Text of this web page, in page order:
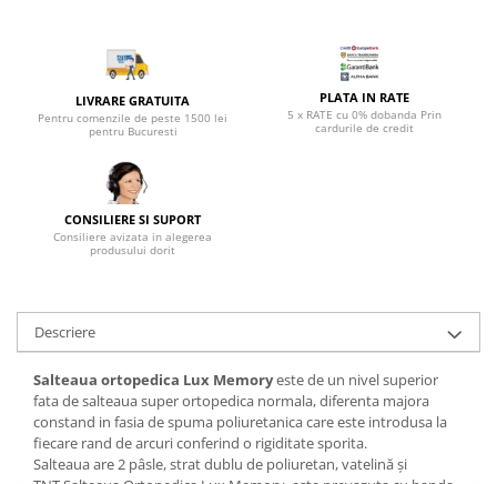
Seturi mobilier hol
Stender haine
Suport pentru umerase
Mobilier gradinita
Mese gradinita
Set mese si scaune gradinita
Mobilier copii
Mobila camera copii
Scaune birou pentru copii
Saltele patuturi copii
Paturi copii
LIVRARE GRATUITA
Pentru comenzile de peste 1500 lei
pentru Bucuresti
PLATA IN RATE
5 x RATE cu 0% dobanda Prin
cardurile de credit
CONSILIERE SI SUPORT
Consiliere avizata in alegerea
produsului dorit
Descriere
Salteaua ortopedica Lux Memoryeste de un nivel superior
fata de salteaua super ortopedica normala, diferenta majora
constand in fasia de spuma poliuretanica care este introdusa la
fiecare rand de arcuri conferind o rigiditate sporita.
Salteaua are 2 pâsle, strat dublu de poliuretan, vatelină și